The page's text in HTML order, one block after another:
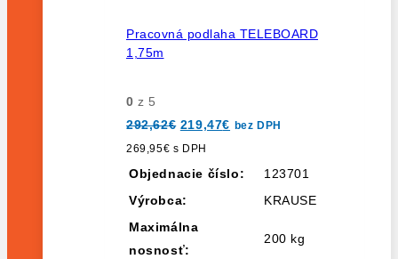
Pracovná podlaha TELEBOARD
1,75m
0 z 5
292,62€ Pôvodná
cena
bola:
219,47€ Aktuálna
cena
bez DPH
269,95€ s DPH
Objednacie číslo:
123701
Výrobca:
KRAUSE
Maximálna
nosnosť:
200 kg